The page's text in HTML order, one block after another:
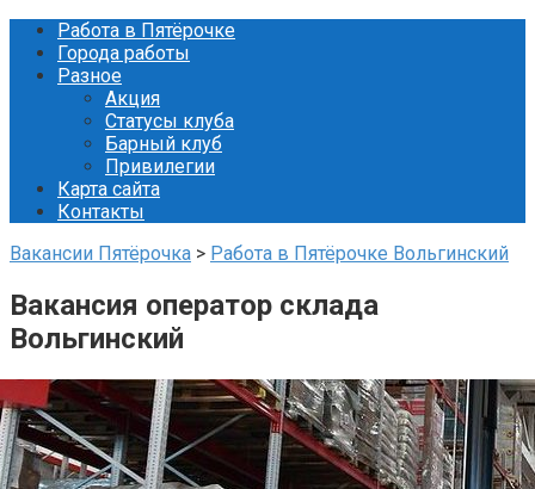
Перейти
контенту
Работа в Пятёрочке
Города работы
Разное
Акция
Статусы клуба
Барный клуб
Привилегии
Карта сайта
Контакты
Вакансии Пятёрочка > Работа в Пятёрочке Вольгинский
Вакансия оператор склада
Вольгинский